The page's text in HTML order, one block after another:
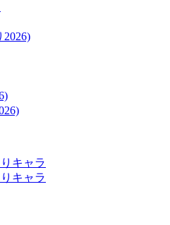
2026)
キャラ
キャラ